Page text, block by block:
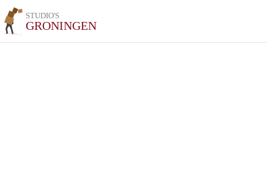
STUDIO'S
GRONINGEN